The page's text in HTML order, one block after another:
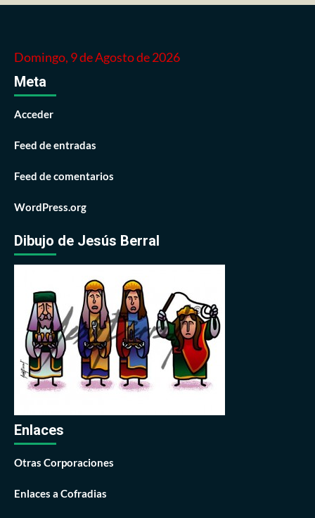
Domingo, 9 de Agosto de 2026
Meta
Acceder
Feed de entradas
Feed de comentarios
WordPress.org
Dibujo de Jesús Berral
Enlaces
Otras Corporaciones
Enlaces a Cofradias